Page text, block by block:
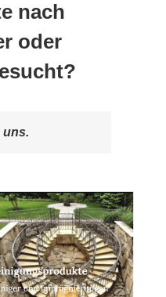
nach
oder
uns.